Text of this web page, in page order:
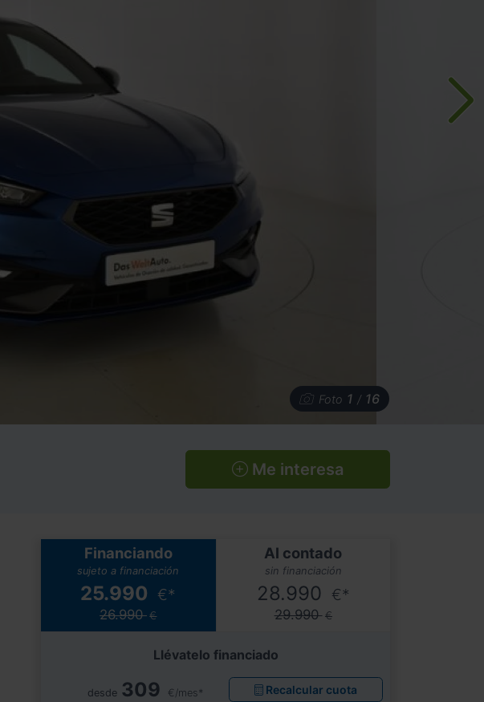
Foto 1 / 16
Me interesa
Financiando
sujeto a financiación
25.990 €*
26.990 €
Al contado
sin financiación
28.990 €*
29.990 €
Llévatelo financiado
desde 309 €/mes* Recalcular cuota